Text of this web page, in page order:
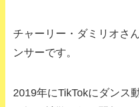
チャーリー・ダミリオさ
ンサーです。
2019年にTikTokにダンス